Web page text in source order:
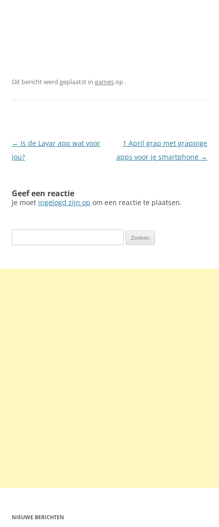
Dit bericht werd geplaatst in gamesop .
Berichtnavigatie
← Is de Layar app wat voor
jou?
1 April grap met grappige
apps voor je smartphone →
Geef een reactie
Je moet ingelogd zijn op om een reactie te plaatsen.
naar:
NIEUWE BERICHTEN